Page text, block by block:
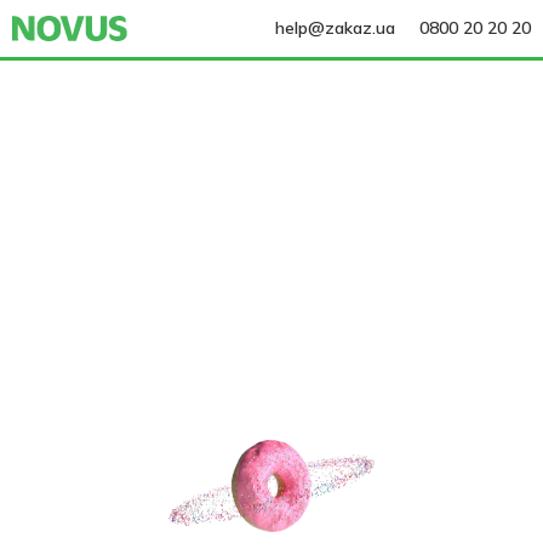
help@zakaz.ua 0800 20 20 20